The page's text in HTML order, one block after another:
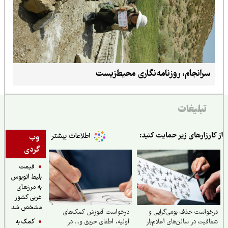
سرانجام، روزنامه‌نگاری محیط‌زیست
تبلیغات
وب
گردی
قیمت
بلیط اتوبوس
به مرزهای
غربی کشور
مشخص شد
کمک به
زیر حمایت کنید:
حذف بومی‌گرایی و
در سالن‌های اعلام‌بار
درخواست آموزش کمک‌های
اولیه، اطفای حریق و... در